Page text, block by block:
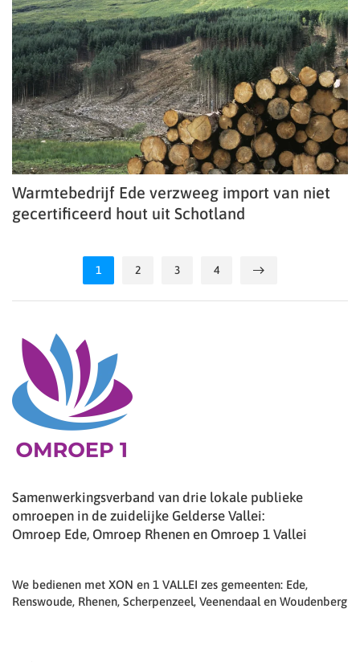
Warmtebedrijf Ede verzweeg import van niet
gecertificeerd hout uit Schotland
1 2 3 4
Samenwerkingsverband van drie lokale publieke
omroepen in de zuidelijke Gelderse Vallei:
Omroep Ede, Omroep Rhenen en Omroep 1 Vallei
We bedienen met XON en 1 VALLEI zes gemeenten: Ede,
Renswoude, Rhenen, Scherpenzeel, Veenendaal en Woudenberg